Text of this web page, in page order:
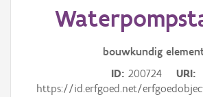
Erfgoedobject
bouwkundig
ID 200724
URI
https://id.erfgoed.net/